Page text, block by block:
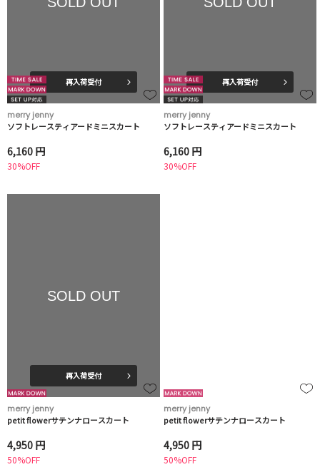
再入荷受付
merry jenny
ソフトレースティアードミニスカート
6,160 円
30%OFF
再入荷受付
merry jenny
ソフトレースティアードミニスカート
6,160 円
30%OFF
SOLD OUT
再入荷受付
merry jenny
petit flowerサテンナロースカート
4,950 円
50%OFF
merry jenny
petit flowerサテンナロースカート
4,950 円
50%OFF